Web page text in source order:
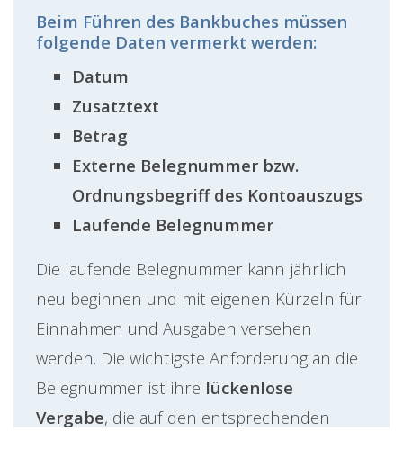
Beim Führen des Bankbuches müssen
folgende Daten vermerkt werden:
Datum
Zusatztext
Betrag
Externe Belegnummer bzw.
Ordnungsbegriff des Kontoauszugs
Laufende Belegnummer
Die laufende Belegnummer kann jährlich
neu beginnen und mit eigenen Kürzeln für
Einnahmen und Ausgaben versehen
werden. Die wichtigste Anforderung an die
Belegnummer ist ihre lückenlose
Vergabe, die auf den entsprechenden